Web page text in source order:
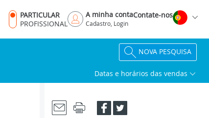
PARTICULAR
PROFISSIONAL
A minha conta
Cadastro, Login
Contate-nos
NOVA PESQUISA
Datas e horários das vendas